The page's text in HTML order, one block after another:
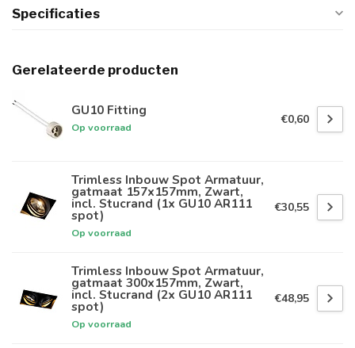
Specificaties
Gerelateerde producten
GU10 Fitting
Op voorraad
€0,60
Trimless Inbouw Spot Armatuur,
gatmaat 157x157mm, Zwart,
incl. Stucrand (1x GU10 AR111
spot)
Op voorraad
€30,55
Trimless Inbouw Spot Armatuur,
gatmaat 300x157mm, Zwart,
incl. Stucrand (2x GU10 AR111
spot)
Op voorraad
€48,95